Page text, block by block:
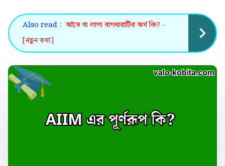
Also read : আঁতে ঘা লাগা বাগধারাটির অর্থ কি? -
[নতুন তথ্য]